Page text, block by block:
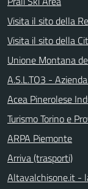
Visita il sito della
Visita il sito della
Unione Montana
A.S.L.TO3 -
Acea Pinerolese
Turismo Torino e
ARPA Piemonte
Arriva (trasporti)
Altavalchisone.it -